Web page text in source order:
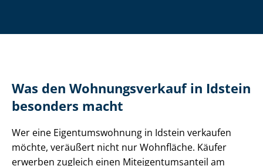
Was den Wohnungsverkauf in Idstein
besonders macht
Wer eine Ei­gen­tums­woh­nung in Idstein verkaufen
möchte, veräußert nicht nur Wohnfläche. Käufer
erwerben zugleich einen Mit­ei­gen­tums­an­teil am